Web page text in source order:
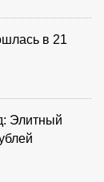
в 21
Элитный